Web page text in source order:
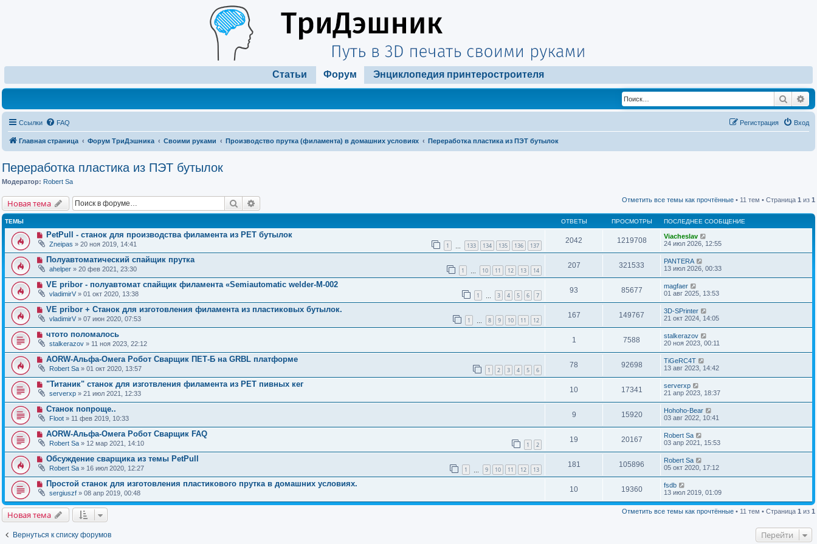
Статьи Форум Энциклопедия принтеростроителя
Поиск
Ссылки FAQ Вход
Регистрация
Главная страница Форум ТриДэшника Своими руками Производство прутка (филамента) в домашних условиях Переработка пластика из ПЭТ бутылок
Переработка пластика из ПЭТ бутылок
Модератор: Robert Sa
Новая тема Поиск Отметить все темы как прочтённые • 11 тем • Страница 1 из 1
ТЕМЫ ОТВЕТЫ ПРОСМОТРЫ ПОСЛЕДНЕЕ СООБЩЕНИЕ
PetPull - cтанок для производства филамента из PET бутылок
Zneipas » 20 ноя 2019, 14:41 1 133 134 135 136 137
2042 1219708
Viacheslav
24 июл 2026, 12:55
Полуавтоматический спайщик прутка
ahelper » 20 фев 2021, 23:30 1 10 11 12 13 14
207 321533
PANTERA
13 июл 2026, 00:33
VE pribor - полуавтомат спайщик филамента «Semiautomatic welder-M-002
vladimirV » 01 окт 2020, 13:38 1 3 4 5 6 7
93 85677
magfaer
01 авг 2025, 13:53
VE pribor + Станок для изготовления филамента из пластиковых бутылок.
vladimirV » 07 июн 2020, 07:53 1 8 9 10 11 12
167 149767
3D-SPrinter
21 окт 2024, 14:05
чтото поломалось
stalkerazov » 11 ноя 2023, 22:12 1 7588
stalkerazov
20 ноя 2023, 00:11
AORW-Альфа-Омега Робот Сварщик ПЕТ-Б на GRBL платформе
Robert Sa » 01 окт 2020, 13:57 1 2 3 4 5 6
78 92698
TiGeRC4T
13 авг 2023, 14:42
"Титаник" cтанок для изготвления филамента из PET пивных кег
serverxp » 21 июл 2021, 12:33 10 17341
serverxp
21 апр 2023, 18:37
Станок попроще..
Floot » 11 фев 2019, 10:33 9 15920
Hohoho-Bear
03 авг 2022, 10:41
AORW-Альфа-Омега Робот Сварщик FAQ
Robert Sa » 12 мар 2021, 14:10 1 2
19 20167
Robert Sa
03 апр 2021, 15:53
Обсуждение сварщика из темы PetPull
Robert Sa » 16 июл 2020, 12:27 1 9 10 11 12 13
181 105896
Robert Sa
05 окт 2020, 17:12
Простой станок для изготовления пластикового прутка в домашних условиях.
sergiuszf » 08 апр 2019, 00:48 10 19360
fsdb
13 июл 2019, 01:09
Новая тема Отметить все темы как прочтённые • 11 тем • Страница 1 из 1
Вернуться к списку форумов Перейти